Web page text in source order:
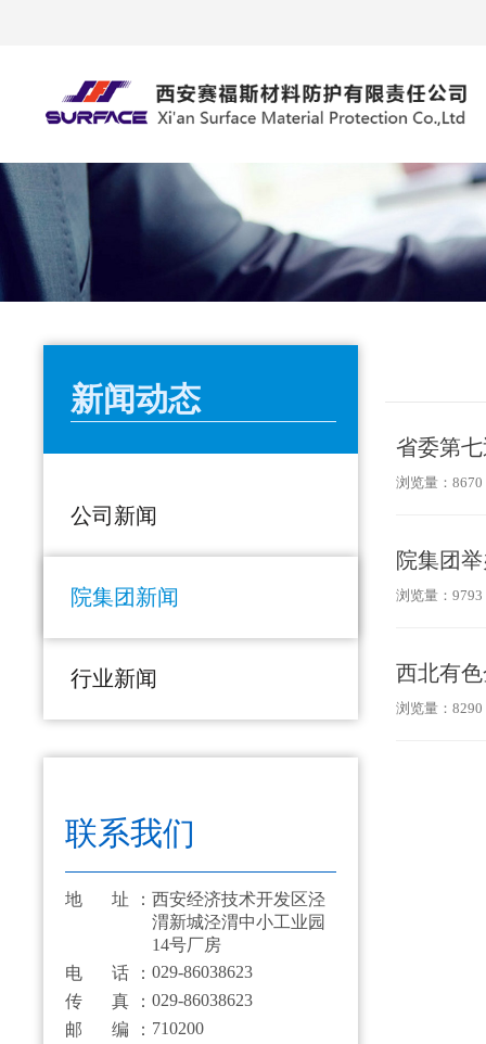
新闻动态
公司新闻
院集团新闻
行业新闻
联系我们
地 址： 西安经济技术开发区泾
渭新城泾渭中小工业园
14号厂房
电 话： 029-86038623
传 真： 029-86038623
邮 编： 710200
省委第
浏览量：
院集团
浏览量：
西北有
浏览量：